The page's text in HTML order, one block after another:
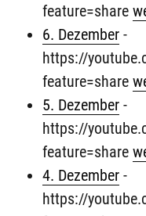
feature=share
6. Dezember -
https://
feature=share
5. Dezember -
https://
feature=share
4. Dezember -
https://